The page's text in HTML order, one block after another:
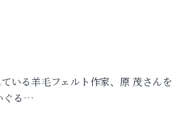
いる羊毛フェルト作家、原 茂さん
ぐる…